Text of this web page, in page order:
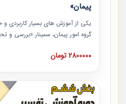
پیمان»
یکی از آموزش‏‏‏‏‏‏ های بسیار کاربردی و
گروه امور پیمان، سمینار «بررسی و
است که در دانشگاه صنعتی شریف
نکات کلیدی مربوط به اسناد و مدارک
پیمان به همراه تجربیات عملی در
2800000 تومان